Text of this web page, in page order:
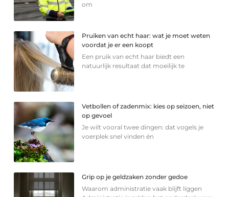
om
Pruiken van echt haar: wat je moet weten
voordat je er een koopt
Een pruik van echt haar biedt een
natuurlijk resultaat dat moeilijk te
Vetbollen of zadenmix: kies op seizoen, niet
op gevoel
Je wilt vooral twee dingen: dat vogels je
voerplek snel vinden én
Grip op je geldzaken zonder gedoe
Waarom administratie vaak blijft liggen